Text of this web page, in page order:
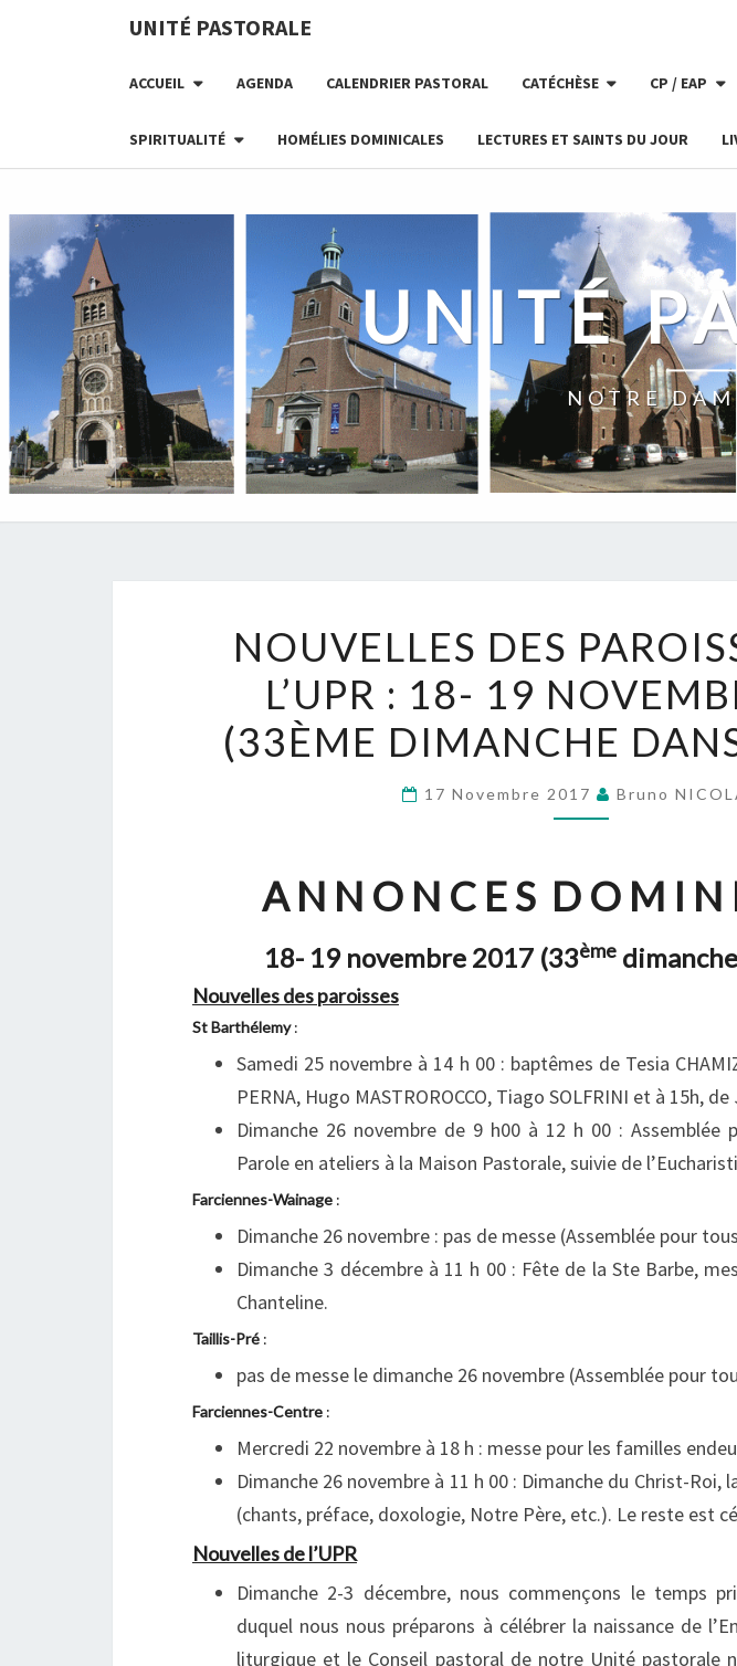
UNITÉ PASTORALE
ACCUEIL AGENDA CALENDRIER PASTORAL CATÉCHÈSE CP / EAP
SPIRITUALITÉ HOMÉLIES DOMINICALES LECTURES ET SAINTS DU JOUR
UNITÉ
NOTRE
DES
PAROISSES
ET
DE
L’UPR
:
19
NOVEMBRE
2017
NOUVELLES DES
L’UPR : 18- 19
(33ÈME DIMANCHE
17 Novembre 2017 Bruno
A N N O N C E S D O M I N
18- 19 novembre 2017 (33ème
Nouvelles des paroisses
St Barthélemy:
Samedi 25 novembre à 14 h 00 : baptêmes de Tesia
PERNA, Hugo MASTROROCCO, Tiago SOLFRINI et à 15h,
Dimanche 26 novembre de 9 h00 à 12 h 00 : Assemblée
Parole en ateliers à la Maison Pastorale, suivie de
Farciennes-Wainage :
Dimanche 26 novembre : pas de messe (Assemblée pour
Dimanche 3 décembre à 11 h 00 : Fête de la Ste Barbe,
Chanteline.
Taillis-Pré :
pas de messe le dimanche 26 novembre (Assemblée pour
Farciennes-Centre :
Mercredi 22 novembre à 18 h : messe pour les familles
Dimanche 26 novembre à 11 h 00 : Dimanche du Christ-Roi,
(chants, préface, doxologie, Notre Père, etc.). Le reste est
Nouvelles de l’UPR
Dimanche 2-3 décembre, nous commençons le temps
duquel nous nous préparons à célébrer la naissance de
liturgique et le Conseil pastoral de notre Unité pastorale